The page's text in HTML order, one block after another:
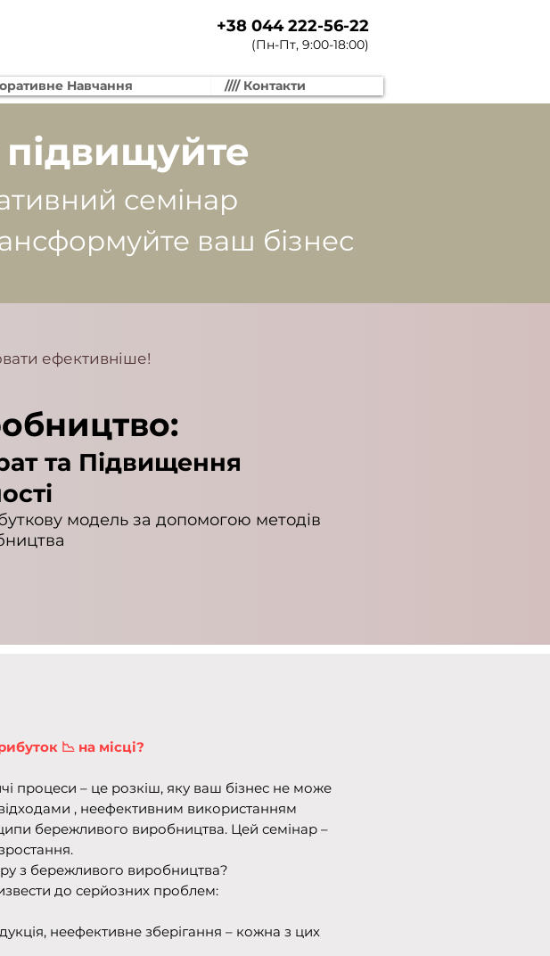
+38 044 222-56-22
(Пн-Пт, 9:00-18:00)
Навчання //// Контакти
семінар
ваш бізнес
ефективніше!
та Підвищення
модель за допомогою методів
📉 на місці?
процеси – це розкіш, яку ваш бізнес не може
, неефективним використанням
бережливого виробництва. Цей семінар –
з бережливого виробництва?
до серйозних проблем:
неефективне зберігання – кожна з цих